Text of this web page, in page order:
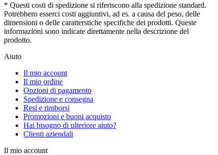
* Questi costi di spedizione si riferiscono alla spedizione standard.
Potrebbero esserci costi aggiuntivi, ad es. a causa del peso, delle
dimensioni o delle caratterstiche specifiche dei prodotti. Queste
informazioni sono indicate direttamente nella descrizione del
prodotto.
Aiuto
Il mio account
Il mio ordine
Opzioni di pagamento
Spedizione e consegna
Resi e rimborsi
Promozioni e buoni acquisto
Hai bisogno di ulteriore aiuto?
Clienti aziendali
Il mio account